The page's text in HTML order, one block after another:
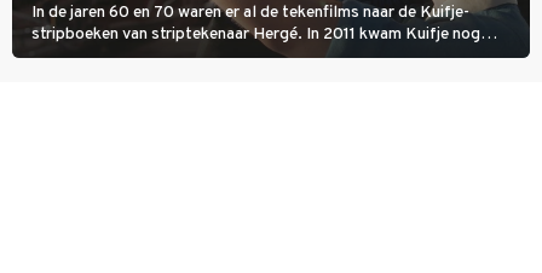
In de jaren 60 en 70 waren er al de tekenfilms naar de Kuifje-
stripboeken van striptekenaar Hergé. In 2011 kwam Kuifje nog
meer tot leven in The Adventures of Tintin van Steven Spielberg.